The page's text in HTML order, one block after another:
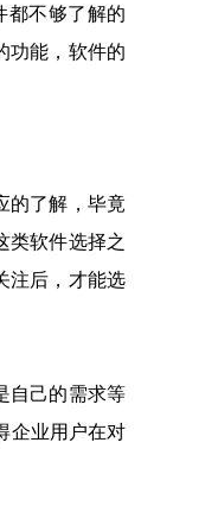
都不够了解的
功能，软件的
的了解，毕竟
类软件选择之
注后，才能选
自己的需求等
企业用户在对